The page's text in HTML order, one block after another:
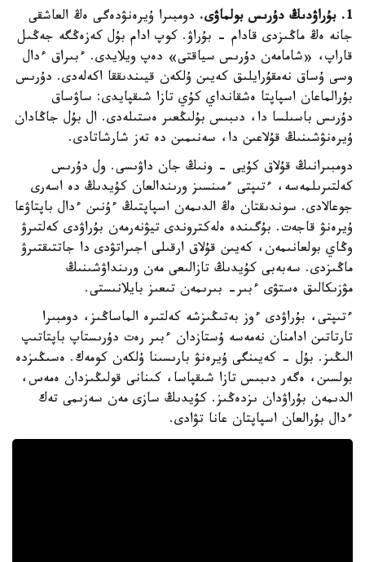
1. بۇراۋدىڭ دۇرىس بولماۋى.
دومبىرا ۇيرەنۋدەگى ەڭ العاشقى
جانە ەڭ ماڭىزدى قادام - بۇراۋ. كوپ ادام بۇل كەزەڭگە جەڭىل
قاراپ، «شامامەن دۇرىس سياقتى» دەپ ويلايدى. ءبىراق ءدال
وسى ۇساق نەمقۇرايلىق كەيىن ۇلكەن قيىندىققا اكەلەدى. دۇرىس
بۇرالماعان اسپاپتا ەشقانداي كۇي تازا شىقپايدى: ساۋساق
دۇرىس باسىلسا دا، دىبىس بۇلىڭعىر ەستىلەدى. ال بۇل جاڭادان
ۇيرەنۋشىنىڭ قۇلاعىن دا، سەنىمىن دە تەز شارشاتادى.
دومبىرانىڭ قۇلاق كۇيى - ونىڭ جان داۋىسى. ول دۇرىس
كەلتىرىلمەسە، ءتىپتى ءمىنسىز ورىندالعان كۇيدىڭ دە اسەرى
جوعالادى. سوندىقتان ەڭ الدىمەن اسپاپتىڭ ءۇنىن ءدال باپتاۋعا
ۇيرەنۋ قاجەت. بۇگىندە ەلەكتروندى تيۋنەرمەن بۇراۋدى كەلتىرۋ
وڭاي بولعانىمەن، كەيىن قۇلاق ارقىلى اجىراتۋدى دا جاتتىقتىرۋ
ماڭىزدى. سەبەبى كۇيدىڭ تازالىعى مەن ورىنداۋشىنىڭ
مۋزىكالىق ەستۋى ءبىر- بىرىمەن تىعىز بايلانىستى.
ءتىپتى، بۇراۋدى ءوز بەتىڭىزشە كەلتىرە الماساڭىز، دومبىرا
تارتاتىن ادامنان نەمەسە ۇستازدان ءبىر رەت دۇرىستاپ باپتاتىپ
الىڭىز. بۇل - كەيىنگى ۇيرەنۋ بارىسىنا ۇلكەن كومەك. ەسىڭىزدە
بولسىن، ەگەر دىبىس تازا شىقپاسا، كىنانى قولىڭىزدان ەمەس،
الدىمەن بۇراۋدان ىزدەڭىز. كۇيدىڭ سازى مەن سەزىمى تەك
ءدال بۇرالعان اسپاپتان عانا تۋادى.